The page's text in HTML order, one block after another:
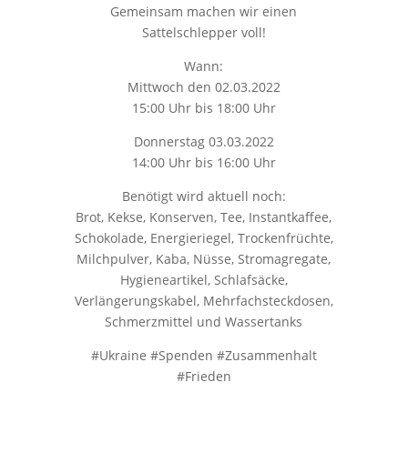
Gemeinsam machen wir einen
Sattelschlepper voll!
Wann:
Mittwoch den 02.03.2022
15:00 Uhr bis 18:00 Uhr
Donnerstag 03.03.2022
14:00 Uhr bis 16:00 Uhr
Benötigt wird aktuell noch:
Brot, Kekse, Konserven, Tee, Instantkaffee,
Schokolade, Energieriegel, Trockenfrüchte,
Milchpulver, Kaba, Nüsse, Stromagregate,
Hygieneartikel, Schlafsäcke,
Verlängerungskabel, Mehrfachsteckdosen,
Schmerzmittel und Wassertanks
#Ukraine #Spenden #Zusammenhalt
#Frieden